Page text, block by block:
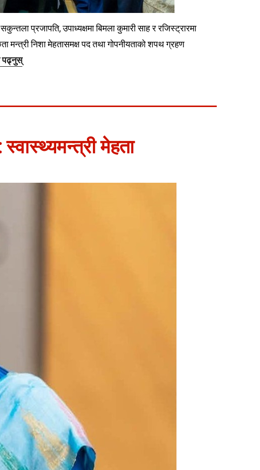
प्रजापति, उपाध्यक्षमा बिमला कुमारी साह र रजिस्ट्रारमा
मन्त्री निशा मेहतासमक्ष पद तथा गोपनीयताको शपथ ग्रहण
पढ्नुस्
मेहता